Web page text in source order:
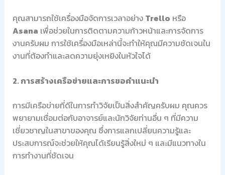
คุณสามารถใช้เครื่องมือจัดการเวลาอย่าง Trello หรือ
Asana เพื่อช่วยในการติดตามความก้าวหน้าและการจัดการ
งานครับผม การใช้เครื่องมือเหล่านี้จะทำให้คุณมีความชัดเจนใน
งานที่ต้องทำและลดความยุ่งเหยิงในหัวใจได้
2. การสร้างเครือข่ายและการขอคำแนะนำ
การมีเครือข่ายที่ดีในการทำวิจัยเป็นสิ่งสำคัญครับผม คุณควร
พยายามเชื่อมต่อกับอาจารย์และนักวิจัยท่านอื่น ๆ ที่มีความ
เชี่ยวชาญในสาขาของคุณ ซึ่งการแลกเปลี่ยนความรู้และ
ประสบการณ์จะช่วยให้คุณได้เรียนรู้สิ่งใหม่ ๆ และมีแนวทางใน
การทำงานที่ชัดเจน